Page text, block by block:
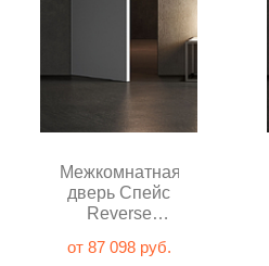
Межкомнатная
дверь Спейс
Reverse
глухая
от 87 098 руб.